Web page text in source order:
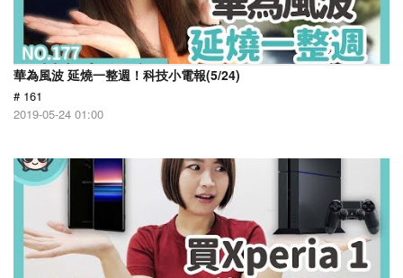
華為風波 延燒一整週！科技小電報(5/24)
# 161
2019-05-24 01:00